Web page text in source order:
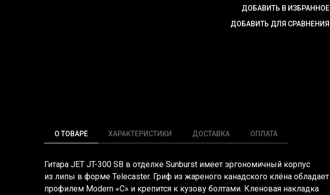
ДОБАВИТЬ В ИЗБРАННОЕ
ДОБАВИТЬ ДЛЯ СРАВНЕНИЯ
О ТОВАРЕ ХАРАКТЕРИСТИКИ ДОСТАВКА ОПЛАТА
Гитара JET JT-300 SB в отделке Sunburst имеет эргономичный корпус
из липы в форме Telecaster. Гриф из жареного канадского клёна обладает
профилем Modern «C» и крепится к кузову болтами. Кленовая накладка